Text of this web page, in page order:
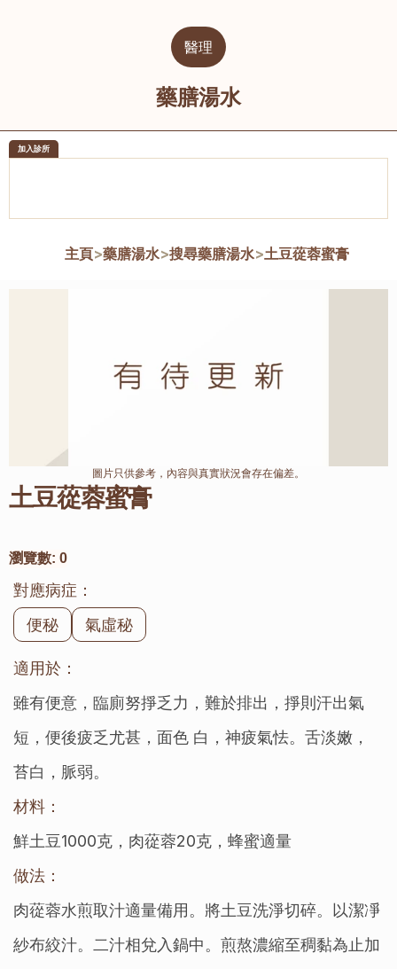
醫理
藥膳湯水
加入診所
主頁>藥膳湯水>搜尋藥膳湯水>土豆蓯蓉蜜膏
土豆蓯蓉蜜膏
瀏覽數: 0
對應病症：
便秘
氣虛秘
適用於：
雖有便意，臨廁努掙乏力，難於排出，掙則汗出氣
短，便後疲乏尤甚，面色 白，神疲氣怯。舌淡嫩，
苔白，脈弱。
材料：
鮮土豆1000克，肉蓯蓉20克，蜂蜜適量
做法：
肉蓯蓉水煎取汁適量備用。將土豆洗淨切碎。以潔凈
紗布絞汁。二汁相兌入鍋中。煎熬濃縮至稠黏為止加
圖片只供參考，內容與真實狀況會存在偏差。